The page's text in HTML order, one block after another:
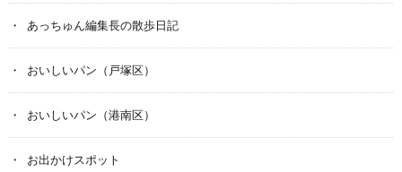
あっちゅん編集長の散歩日記
おいしいパン（戸塚区）
おいしいパン（港南区）
お出かけスポット